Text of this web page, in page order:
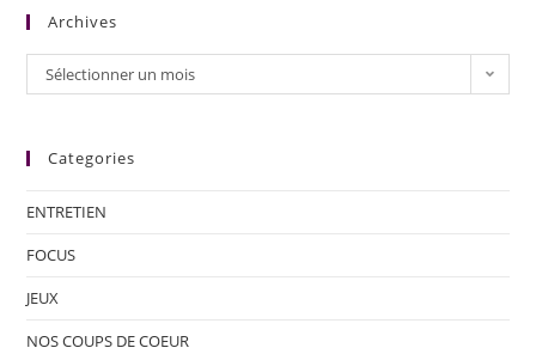
Archives
Sélectionner un mois
Categories
ENTRETIEN
FOCUS
JEUX
NOS COUPS DE COEUR